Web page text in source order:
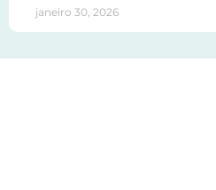
janeiro 30, 2026